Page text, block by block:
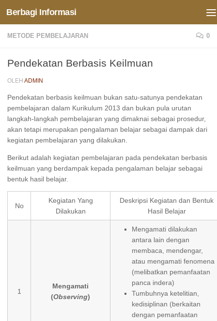
Skip to content
Berbagi Informasi
METODE PEMBELAJARAN 0
Pendekatan Berbasis Keilmuan
OLEH ADMIN
Pendekatan berbasis keilmuan bukan satu-satunya pendekatan
pembelajaran dalam Kurikulum 2013 dan bukan pula urutan
langkah-langkah pembelajaran yang dimaknai sebagai prosedur,
akan tetapi merupakan pengalaman belajar sebagai dampak dari
kegiatan pembelajaran yang dilakukan.
Berikut adalah kegiatan pembelajaran pada pendekatan berbasis
keilmuan yang berdampak kepada pengalaman belajar sebagai
bentuk hasil belajar.
No
Kegiatan Yang
Dilakukan
Deskripsi Kegiatan dan Bentuk
Hasil Belajar
1
Mengamati
(Observing)
Mengamati dilakukan
antara lain dengan
membaca, mendengar,
atau mengamati fenomena
(melibatkan pemanfaatan
panca indera)
Tumbuhnya ketelitian,
kedisiplinan (berkaitan
dengan pemanfaatan